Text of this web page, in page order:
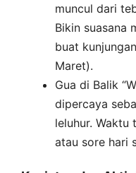
muncul dari
Bikin suasana
buat
Maret).
Gua di Balik
dipercaya
leluhur. Waktu
atau sore hari